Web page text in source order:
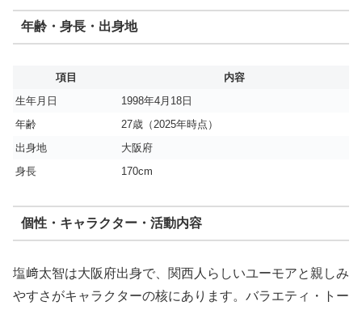
年齢・身長・出身地
項目
内容
生年月日
1998年4月18日
年齢
27歳（2025年時点）
出身地
大阪府
身長
170cm
個性・キャラクター・活動内容
塩﨑太智は大阪府出身で、関西人らしいユーモアと親しみ
やすさがキャラクターの核にあります。バラエティ・トー